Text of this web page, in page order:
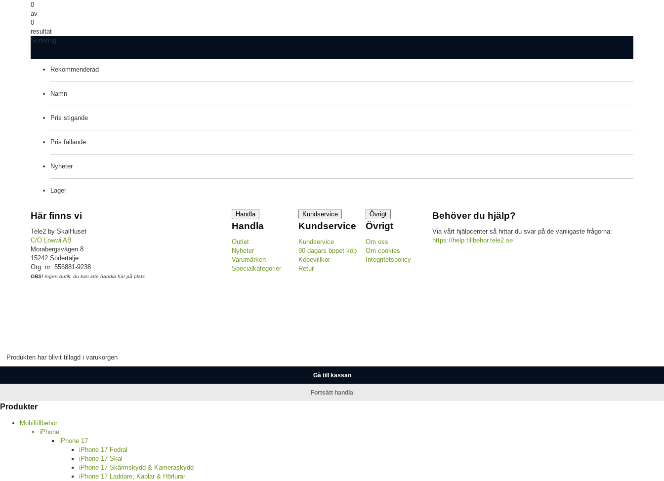
0
av
0
resultat
Sortering
Rekommenderad
Namn
Pris stigande
Pris fallande
Nyheter
Lager
Här finns vi
Tele2 by SkalHuset
C/O Lowwi AB
Morabergsvägen 8
15242 Södertälje
Org. nr: 556881-9238
OBS! Ingen butik, du kan inte handla här på plats
Handla
Handla
Outlet
Nyheter
Varumärken
Specialkategorier
Kundservice
Kundservice
Kundservice
90 dagars öppet köp
Köpevillkor
Retur
Övrigt
Övrigt
Om oss
Om cookies
Integritetspolicy
Behöver du hjälp?
Via vårt hjälpcenter så hittar du svar på de vanligaste frågorna:
https://help.tillbehor.tele2.se
Produkten har blivit tillagd i varukorgen
Gå till kassan
Fortsätt handla
Produkter
Mobiltillbehör
iPhone
iPhone 17
iPhone 17 Fodral
iPhone 17 Skal
iPhone 17 Skärmskydd & Kameraskydd
iPhone 17 Laddare, Kablar & Hörlurar